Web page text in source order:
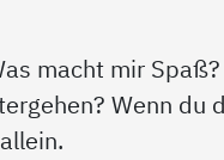
macht mir
Wenn du